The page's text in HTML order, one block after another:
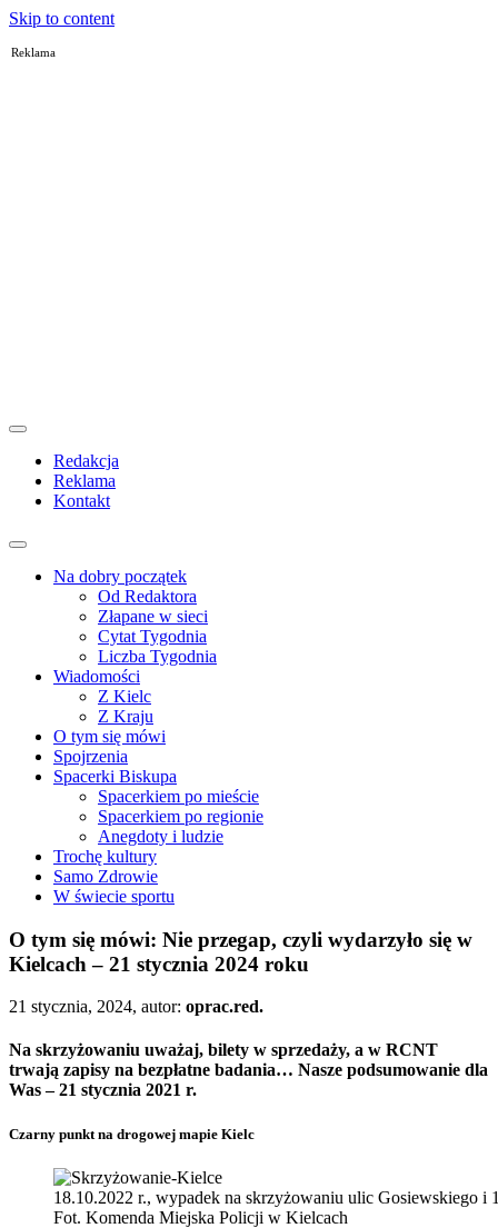
Skip to content
Reklama
Redakcja
Reklama
Kontakt
Na dobry początek
Od Redaktora
Złapane w sieci
Cytat Tygodnia
Liczba Tygodnia
Wiadomości
Z Kielc
Z Kraju
O tym się mówi
Spojrzenia
Spacerki Biskupa
Spacerkiem po mieście
Spacerkiem po regionie
Anegdoty i ludzie
Trochę kultury
Samo Zdrowie
W świecie sportu
O tym się mówi: Nie przegap, czyli wydarzyło się w
Kielcach – 21 stycznia 2024 roku
21 stycznia, 2024, autor: oprac.red.
Na skrzyżowaniu uważaj, bilety w sprzedaży, a w RCNT
trwają zapisy na bezpłatne badania… Nasze podsumowanie dla
Was – 21 stycznia 2021 r.
Czarny punkt na drogowej mapie Kielc
18.10.2022 r., wypadek na skrzyżowaniu ulic Gosiewskiego i
Fot. Komenda Miejska Policji w Kielcach